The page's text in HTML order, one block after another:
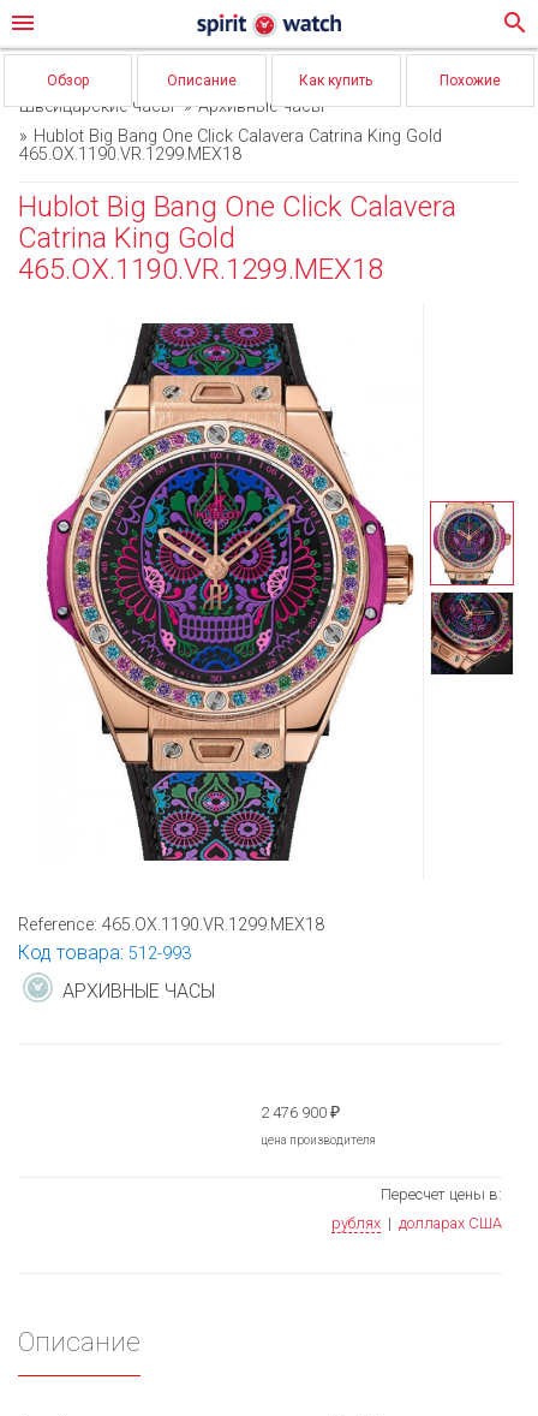
menu search
Обзор Описание Как купить Похожие
Швейцарские часы
Архивные часы
Hublot Big Bang One Click Calavera Catrina King Gold
465.OX.1190.VR.1299.MEX18
Hublot Big Bang One Click Calavera
Catrina King Gold
465.OX.1190.VR.1299.MEX18
Reference: 465.OX.1190.VR.1299.MEX18
Код товара: 512-993
АРХИВНЫЕ ЧАСЫ
2 476 900 ₽
цена производителя
Пересчет цены в:
рублях | долларах США
Описание